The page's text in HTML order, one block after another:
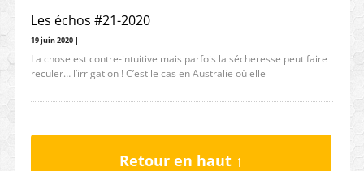
Les échos #21-2020
19 juin 2020 |
La chose est contre-intuitive mais parfois la sécheresse peut faire
reculer… l’irrigation ! C’est le cas en Australie où elle
Retour en haut ↑